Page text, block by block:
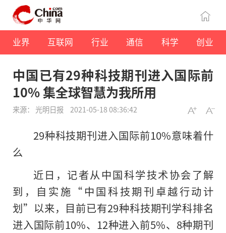
业界 互联网 行业 通信 科学 创业
中国已有29种科技期刊进入国际前
10% 集全球智慧为我所用
来源： 光明日报 2021-05-18 08:36:42
29种科技期刊进入国际前10%意味着什
么
近日，记者从中国科学技术协会了解
到，自实施“中国科技期刊卓越行动计
划”以来，目前已有29种科技期刊学科排名
进入国际前10%、12种进入前5%、8种期刊